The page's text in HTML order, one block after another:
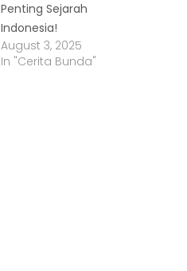
Penting Sejarah
Indonesia!
August 3, 2025
In "Cerita Bunda"